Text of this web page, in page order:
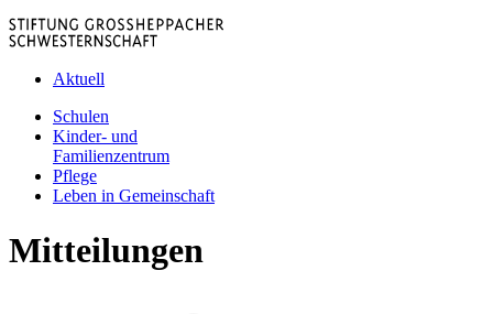
Aktuell
Schulen
Kinder- und
Familienzentrum
Pflege
Leben in Gemeinschaft
Mitteilungen